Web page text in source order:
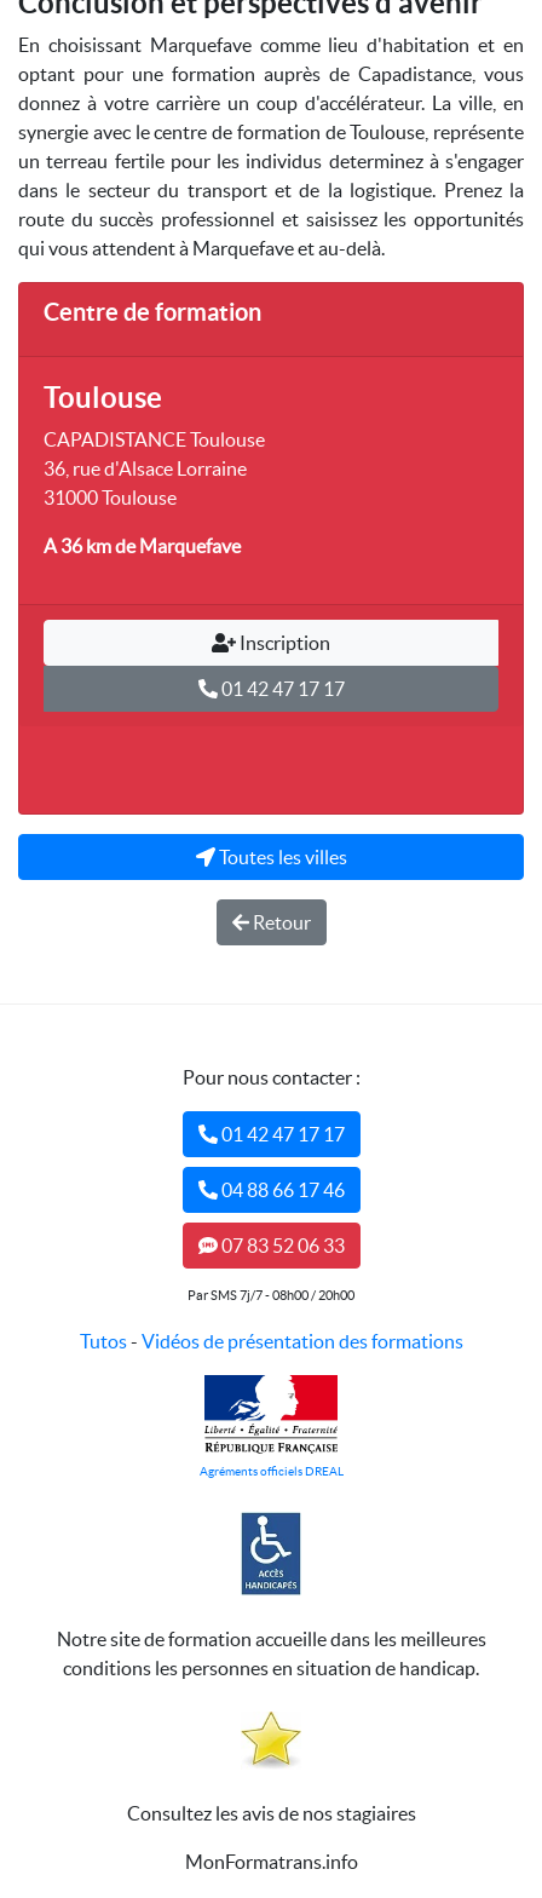
En choisissant Marquefave comme lieu d'habitation et en
optant pour une formation auprès de Capadistance, vous
donnez à votre carrière un coup d'accélérateur. La ville, en
synergie avec le centre de formation de Toulouse, représente
un terreau fertile pour les individus determinez à s'engager
dans le secteur du transport et de la logistique. Prenez la
route du succès professionnel et saisissez les opportunités
qui vous attendent à Marquefave et au-delà.
Centre de formation
Toulouse
CAPADISTANCE Toulouse
36, rue d'Alsace Lorraine
31000 Toulouse
A 36 kmde Marquefave
Inscription
01 42 47 17 17
Toutes les villes
Retour
Pour nous contacter :
01 42 47 17 17
04 88 66 17 46
07 83 52 06 33
Par SMS 7j/7 - 08h00 / 20h00
Tutos- Vidéos de présentation des formations
Agréments officiels DREAL
Notre site de formation accueille dans les meilleures
conditions les personnes en situation de handicap.
Consultez les avis de nos stagiaires
MonFormatrans.info